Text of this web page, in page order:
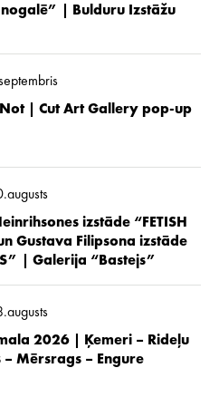
| Bulduru Izstāžu
| Cut Art Gallery pop-up
izstāde “FETISH
Gustava Filipsona izstāde
| Galerija “Bastejs”
2026 | Ķemeri – Rideļu
Mērsrags – Engure